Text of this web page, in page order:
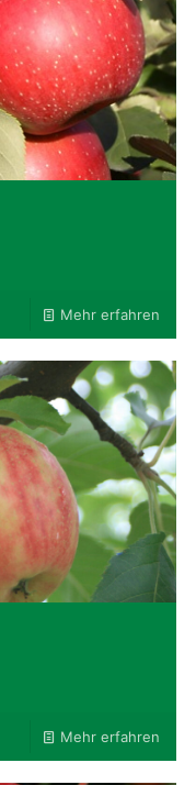
Mehr erfahren
Mehr erfahren